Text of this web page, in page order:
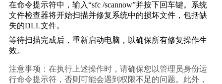
在命令提示符中，输入“sfc /scannow”并按下回车键。系统
文件检查器将开始扫描并修复系统中的损坏文件，包括缺
失的DLL文件。
等待扫描完成后，重新启动电脑，以确保所有修复操作生
效。
注意事项：在执行上述操作时，请确保您以管理员身份运
行命令提示符，否则可能会遇到权限不足的问题。此外，